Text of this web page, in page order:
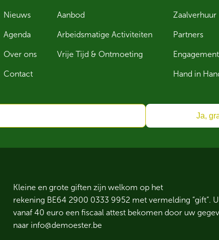
Nieuws
Agenda
Over ons
Contact
Aanbod
Arbeidsmatige Activiteiten
Vrije Tijd & Ontmoeting
Zaalverhuur
Partners
Engagement
Hand in
Ja,
Kleine en grote giften zijn welkom op het
rekening BE64 2900 0333 9952 met vermelding “gift”.
vanaf 40 euro een fiscaal attest bekomen door uw
naar info@demoester.be